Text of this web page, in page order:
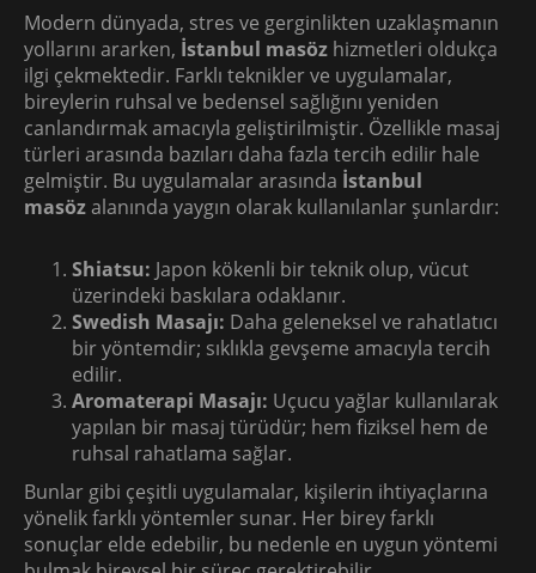
Modern dünyada, stres ve gerginlikten uzaklaşmanın
yollarını ararken, İstanbul masöz hizmetleri oldukça
ilgi çekmektedir. Farklı teknikler ve uygulamalar,
bireylerin ruhsal ve bedensel sağlığını yeniden
canlandırmak amacıyla geliştirilmiştir. Özellikle masaj
türleri arasında bazıları daha fazla tercih edilir hale
gelmiştir. Bu uygulamalar arasında İstanbul
masözalanında yaygın olarak kullanılanlar şunlardır:
Shiatsu: Japon kökenli bir teknik olup, vücut
üzerindeki baskılara odaklanır.
Swedish Masajı: Daha geleneksel ve rahatlatıcı
bir yöntemdir; sıklıkla gevşeme amacıyla tercih
edilir.
Aromaterapi Masajı: Uçucu yağlar kullanılarak
yapılan bir masaj türüdür; hem fiziksel hem de
ruhsal rahatlama sağlar.
Bunlar gibi çeşitli uygulamalar, kişilerin ihtiyaçlarına
yönelik farklı yöntemler sunar. Her birey farklı
sonuçlar elde edebilir, bu nedenle en uygun yöntemi